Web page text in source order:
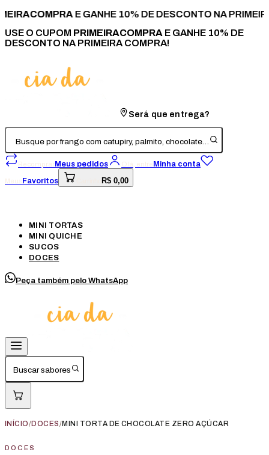
E GANHE 10% DE DESCONTO NA
USE O CUPOM PRIMEIRACOMPRA E GANHE 10% DE
DESCONTO NA PRIMEIRA COMPRA!
Será que entrega?
Busque por frango com catupiry, palmito, chocolate…
Recomprar Meus pedidos Olá, entre Minha conta
Meus Favoritos R$ 0,00
MINI TORTAS
MINI QUICHE
SUCOS
DOCES
Peça também pelo WhatsApp
Buscar sabores
INÍCIO/DOCES/MINI TORTA DE CHOCOLATE ZERO AÇÚCAR
DOCES